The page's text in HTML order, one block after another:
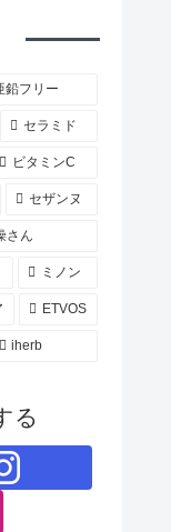
鉛フリー
セラミド
ビタミンC
セザンヌ
さん
ミノン
ETVOS
iherb
る